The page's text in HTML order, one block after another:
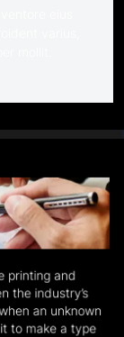
printing and
the industry’s
an unknown
to make a type